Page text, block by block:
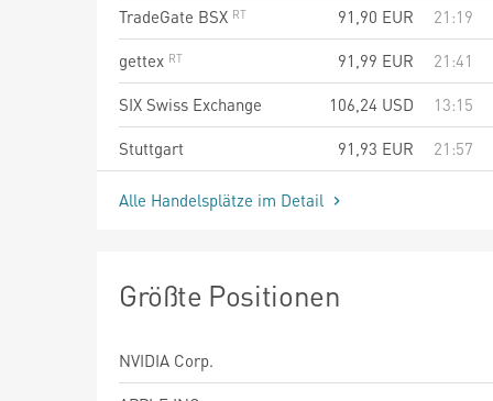
TradeGate BSX
91,90 EUR
21:19
gettex
91,99 EUR
21:41
SIX Swiss Exchange
106,24 USD
13:15
Stuttgart
91,93 EUR 21:57
Alle Handelsplätze im Detail
Größte Positionen
NVIDIA Corp.